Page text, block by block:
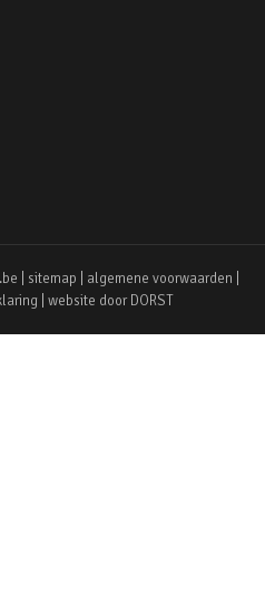
| sitemap algemene voorwaarden
| website door DORST